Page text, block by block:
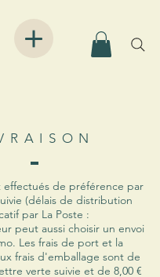
effectués de préférence par
(délais de distribution
par La Poste :
peut aussi choisir un envoi
Les frais de port et la
frais d'emballage sont de
verte suivie et de 8,00 €